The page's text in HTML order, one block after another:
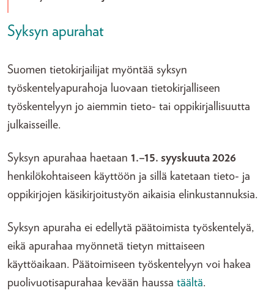
Syksyn apurahat
Suomen tietokirjailijat myöntää syksyn
työskentelyapurahoja luovaan tietokirjalliseen
työskentelyyn jo aiemmin tieto- tai oppikirjallisuutta
julkaisseille.
Syksyn apurahaa haetaan 1.–15. syyskuuta 2026
henkilökohtaiseen käyttöön ja sillä katetaan tieto- ja
oppikirjojen käsikirjoitustyön aikaisia elinkustannuksia.
Syksyn apuraha ei edellytä päätoimista työskentelyä,
eikä apurahaa myönnetä tietyn mittaiseen
käyttöaikaan. Päätoimiseen työskentelyyn voi hakea
puolivuotisapurahaa kevään haussa täältä.